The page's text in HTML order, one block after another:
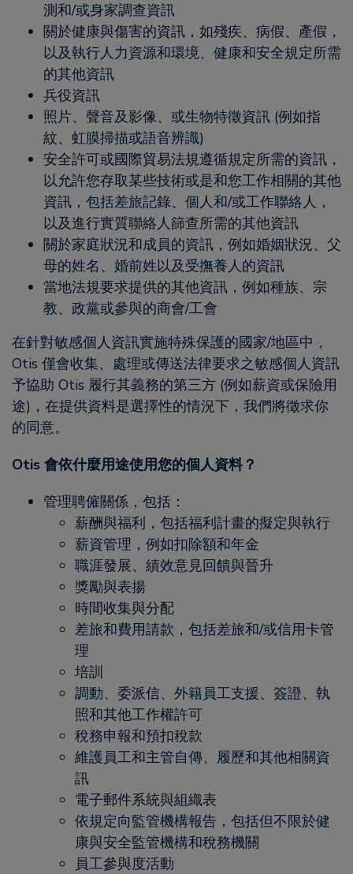
測和/或身家調查資訊
關於健康與傷害的資訊，如殘疾、病假、產假，
以及執行人力資源和環境、健康和安全規定所需
的其他資訊
兵役資訊
照片、聲音及影像、或生物特徵資訊 (例如指
紋、虹膜掃描或語音辨識)
安全許可或國際貿易法規遵循規定所需的資訊，
以允許您存取某些技術或是和您工作相關的其他
資訊，包括差旅記錄、個人和/或工作聯絡人，
以及進行實質聯絡人篩查所需的其他資訊
關於家庭狀況和成員的資訊，例如婚姻狀況、父
母的姓名、婚前姓以及受撫養人的資訊
當地法規要求提供的其他資訊，例如種族、宗
教、政黨或參與的商會/工會
在針對敏感個人資訊實施特殊保護的國家/地區中，
Otis 僅會收集、處理或傳送法律要求之敏感個人資訊
予協助 Otis 履行其義務的第三方 (例如薪資或保險用
途)，在提供資料是選擇性的情況下，我們將徵求你
的同意。
Otis 會依什麼用途使用您的個人資料？
管理聘僱關係，包括：
薪酬與福利，包括福利計畫的擬定與執行
薪資管理，例如扣除額和年金
職涯發展、績效意見回饋與晉升
獎勵與表揚
時間收集與分配
差旅和費用請款，包括差旅和/或信用卡管
理
培訓
調動、委派信、外籍員工支援、簽證、執
照和其他工作權許可
稅務申報和預扣稅款
維護員工和主管自傳、履歷和其他相關資
訊
電子郵件系統與組織表
依規定向監管機構報告，包括但不限於健
康與安全監管機構和稅務機關
員工參與度活動